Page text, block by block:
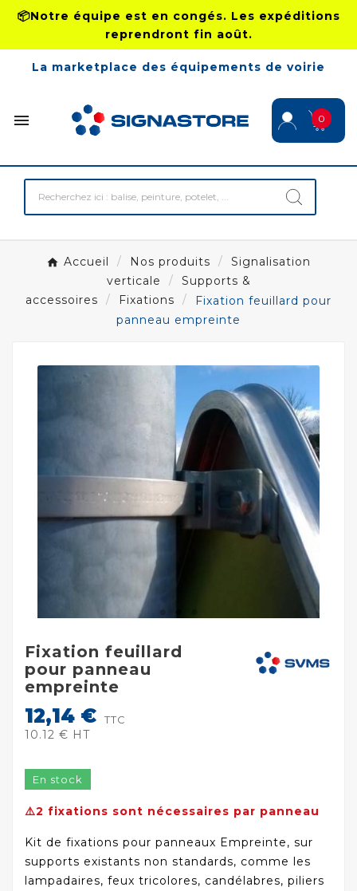
📦Notre équipe est en congés. Les expéditions
reprendront fin août.
La marketplace des équipements de voirie
 0
Accueil Nos produits
Signalisation
verticale
Supports &
accessoires
Fixations
Fixation feuillard pour
panneau empreinte
Fixation feuillard
pour panneau
empreinte
12,14 € TTC
10.12 € HT
En stock
⚠️2 fixations sont nécessaires par panneau
Kit de fixations pour panneaux Empreinte, sur
supports existants non standards, comme les
lampadaires, feux tricolores, candélabres, piliers